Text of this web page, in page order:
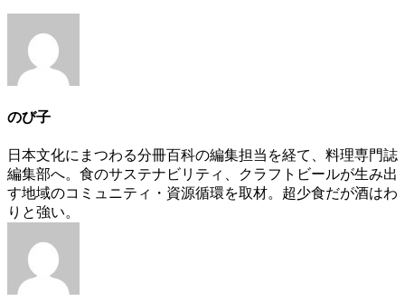
tabs
change
content
below.
のび子
日本文化にまつわる分冊百科の編集担当を経て、料理専門誌
編集部へ。食のサステナビリティ、クラフトビールが生み出
す地域のコミュニティ・資源循環を取材。超少食だが酒はわ
りと強い。